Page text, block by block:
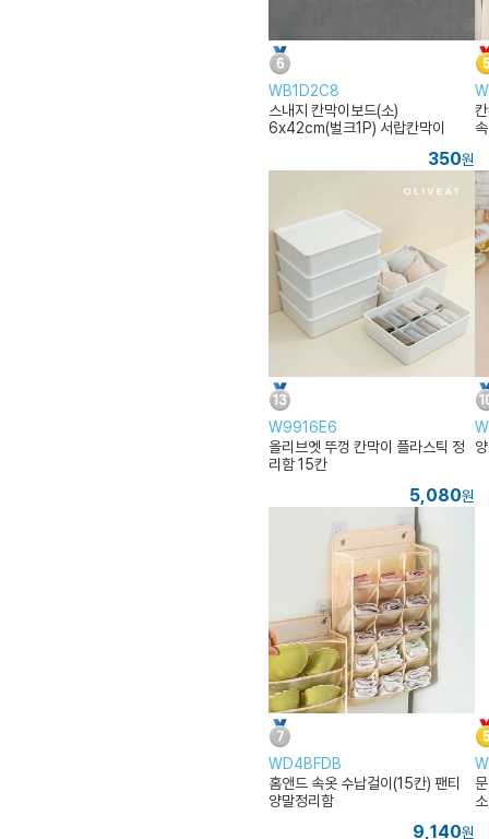
WB1D2C8
스내지 칸막이보드(소)
6x42cm(벌크1P) 서랍칸막이
350원
W9916E6
올리브엣 뚜껑 칸막이 플라스틱 정
리함 15칸
5,080원
WD4BFDB
홈앤드 속옷 수납걸이(15칸) 팬티
양말정리함
9,140원